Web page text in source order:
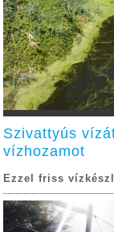
Szivattyús
vízhozamot
Ezzel friss